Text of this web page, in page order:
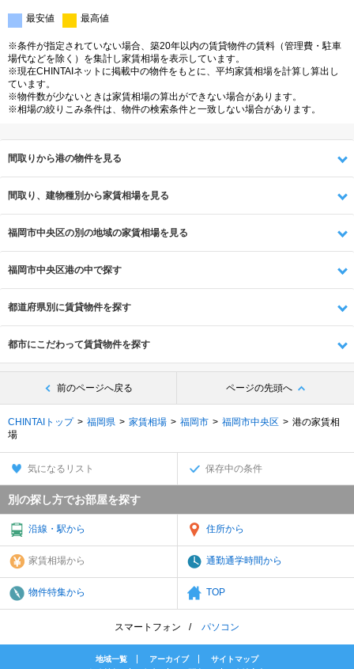
最安値 最高値
※条件が指定されていない場合、築20年以内の賃貸物件の賃料（管理費・駐車
場代などを除く）を集計し家賃相場を表示しています。
※現在CHINTAIネットに掲載中の物件をもとに、平均家賃相場を計算し算出し
ています。
※物件数が少ないときは家賃相場の算出ができない場合があります。
※相場の絞りこみ条件は、物件の検索条件と一致しない場合があります。
間取りから港の物件を見る
間取り、建物種別から家賃相場を見る
福岡市中央区の別の地域の家賃相場を見る
福岡市中央区港の中で探す
都道府県別に賃貸物件を探す
都市にこだわって賃貸物件を探す
前のページへ戻る ページの先頭へ
CHINTAIトップ 福岡県 家賃相場 福岡市 福岡市中央区
港の家賃相
場
気になるリスト 保存中の条件
別の探し方でお部屋を探す
沿線・駅から 住所から
家賃相場から 通勤通学時間から
物件特集から TOP
スマートフォン パソコン
地域一覧 アーカイブ
サイトマップ